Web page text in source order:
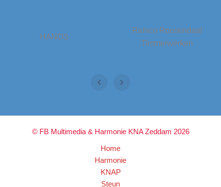
HANOS
Remco Roosendaal
Timmerwerken
© FB Multimedia & Harmonie KNA Zeddam 2026
Home
Harmonie
KNAP
Steun